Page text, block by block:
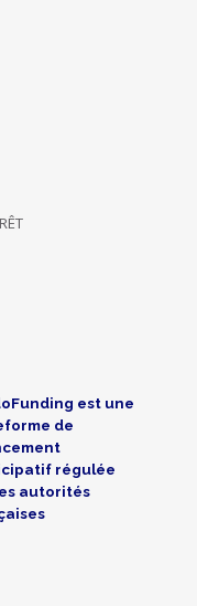
est une
de
régulée
autorités